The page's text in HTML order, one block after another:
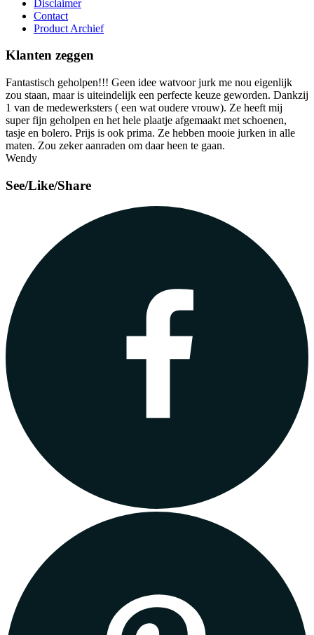
Disclaimer
Contact
Product Archief
Klanten zeggen
Fantastisch geholpen!!! Geen idee watvoor jurk me nou eigenlijk
zou staan, maar is uiteindelijk een perfecte keuze geworden. Dankzij
1 van de medewerksters ( een wat oudere vrouw). Ze heeft mij
super fijn geholpen en het hele plaatje afgemaakt met schoenen,
tasje en bolero. Prijs is ook prima. Ze hebben mooie jurken in alle
maten. Zou zeker aanraden om daar heen te gaan.
Wendy
See/Like/Share